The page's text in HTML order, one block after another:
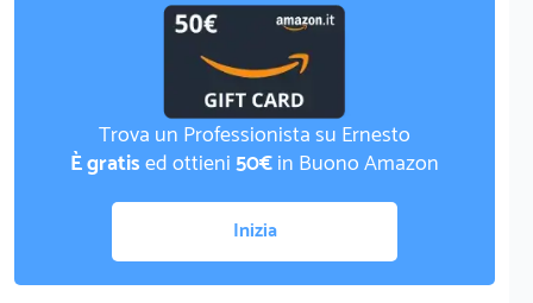
Trova un Professionista su Ernesto
È gratised ottieni50€in Buono Amazon
Inizia